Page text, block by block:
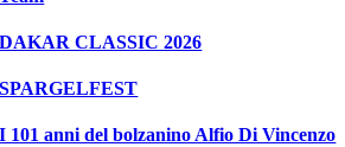
DAKAR CLASSIC 2026
SPARGELFEST
I 101 anni del bolzanino Alfio Di Vincenzo